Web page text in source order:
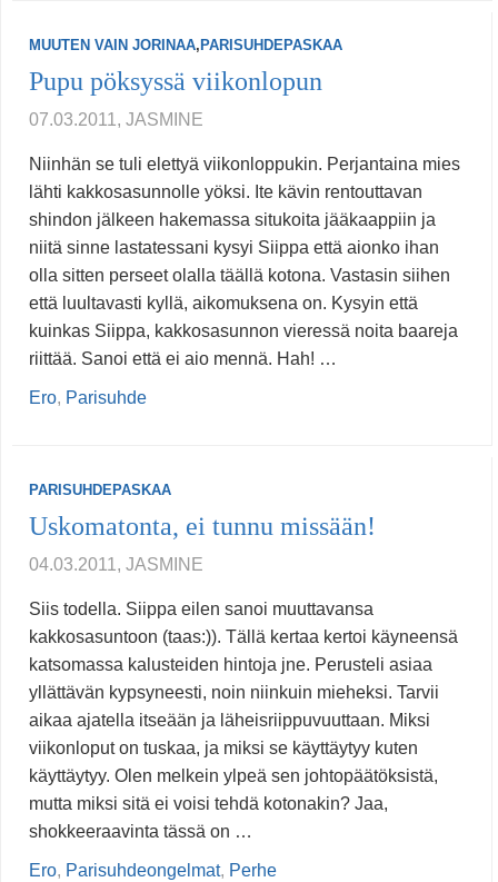
MUUTEN VAIN JORINAA, PARISUHDEPASKAA
Pupu pöksyssä viikonlopun
07.03.2011, JASMINE
Niinhän se tuli elettyä viikonloppukin. Perjantaina mies
lähti kakkosasunnolle yöksi. Ite kävin rentouttavan
shindon jälkeen hakemassa situkoita jääkaappiin ja
niitä sinne lastatessani kysyi Siippa että aionko ihan
olla sitten perseet olalla täällä kotona. Vastasin siihen
että luultavasti kyllä, aikomuksena on. Kysyin että
kuinkas Siippa, kakkosasunnon vieressä noita baareja
riittää. Sanoi että ei aio mennä. Hah! …
Ero, Parisuhde
PARISUHDEPASKAA
Uskomatonta, ei tunnu missään!
04.03.2011, JASMINE
Siis todella. Siippa eilen sanoi muuttavansa
kakkosasuntoon (taas:)). Tällä kertaa kertoi käyneensä
katsomassa kalusteiden hintoja jne. Perusteli asiaa
yllättävän kypsyneesti, noin niinkuin mieheksi. Tarvii
aikaa ajatella itseään ja läheisriippuvuuttaan. Miksi
viikonloput on tuskaa, ja miksi se käyttäytyy kuten
käyttäytyy. Olen melkein ylpeä sen johtopäätöksistä,
mutta miksi sitä ei voisi tehdä kotonakin? Jaa,
shokkeeraavinta tässä on …
Ero, Parisuhdeongelmat, Perhe